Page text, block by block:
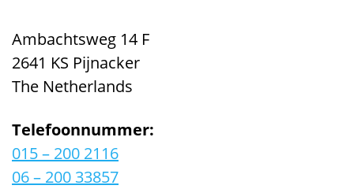
Ambachtsweg 14 F
2641 KS Pijnacker
The Netherlands
Telefoonnummer:
015 – 200 2116
06 – 200 33857